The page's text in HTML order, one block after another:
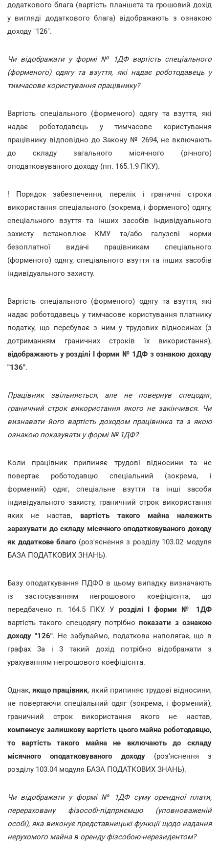
додаткового блага (вартість планшета та грошовий дохід
у вигляді додаткового блага) відображають з ознакою
доходу "126".
Чи відображати у формі № 1ДФ вартість спеціального
(форменого) одягу та взуття, які надає роботодавець у
тимчасове користування працівнику?
Вартість спеціального (форменого) одягу та взуття, які
надає роботодавець у тимчасове користування
працівнику відповідно до Закону № 2694, не включають
до складу загального місячного (річного)
оподатковуваного доходу (пп. 165.1.9 ПКУ).
! Порядок забезпечення, перелік і граничні строки
використання спеціального (зокрема, і форменого) одягу,
спеціального взуття та інших засобів індивідуального
захисту встановлює КМУ та/або галузеві норми
безоплатної видачі працівникам спеціального
(форменого) одягу, спеціального взуття та інших засобів
індивідуального захисту.
Вартість спеціального (форменого) одягу та взуття, які
надає роботодавець у тимчасове користування платнику
податку, що перебуває з ним у трудових відносинах (з
дотриманням граничних строків їх використання),
відображають у розділі І форми № 1ДФ з ознакою доходу
"136".
Працівник звільняється, але не повернув спецодяг,
граничний строк використання якого не закінчився. Чи
визнавати його вартість доходом працівника та з якою
ознакою показувати у формі № 1ДФ?
Коли працівник припиняє трудові відносини та не
повертає роботодавцю спеціальний (зокрема, і
формений) одяг, спеціальне взуття та інші засоби
індивідуального захисту, граничний строк використання
яких не настав, вартість такого майна належить
зарахувати до складу місячного оподатковуваного доходу
як додаткове благо (роз'яснення з розділу 103.02 модуля
БАЗА ПОДАТКОВИХ ЗНАНЬ).
Базу оподаткування ПДФО в цьому випадку визначають
із застосуванням негрошового коефіцієнта, що
передбачено п. 164.5 ПКУ. У розділі І форми № 1ДФ
вартість такого спецодягу потрібнопоказати з ознакою
доходу "126". Не забуваймо, податкова наполягає, що в
графах 3а і 3 такий дохід потрібно відображати з
урахуванням негрошового коефіцієнта.
Однак,якщо працівник, який припиняє трудові відносини,
не повертаючи спеціальний одяг (зокрема, і формений),
граничний строк використання якого не настав,
компенсує залишкову вартість цього майна роботодавцю,
то вартість такого майна не включають до складу
місячного оподатковуваного доходу(роз'яснення з
розділу 103.04 модуля БАЗА ПОДАТКОВИХ ЗНАНЬ).
Чи відображати у формі № 1ДФ суму орендної плати,
перераховану фізособі-підприємцю (уповноваженій
особі), яка виконує представницькі функції щодо надання
нерухомого майна в оренду фізсобою-нерезидентом?